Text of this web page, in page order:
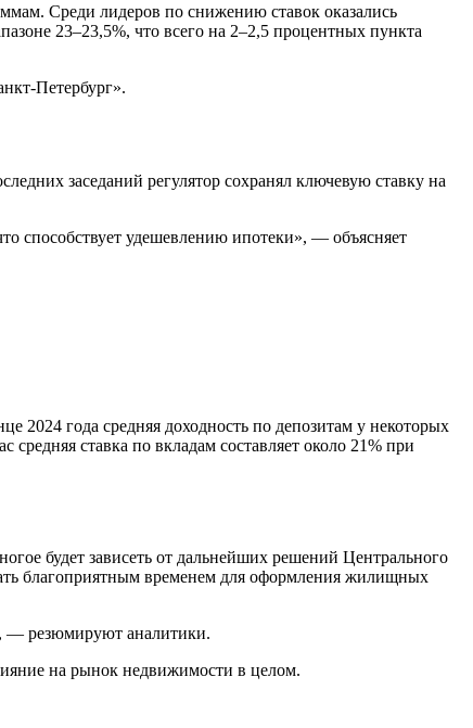
Среди лидеров по снижению ставок оказались
23–23,5%, что всего на 2–2,5 процентных пункта
Петербург».
заседаний регулятор сохранял ключевую ставку на
способствует удешевлению ипотеки», — объясняет
2024 года средняя доходность по депозитам у некоторых
ставка по вкладам составляет около 21% при
будет зависеть от дальнейших решений Центрального
благоприятным временем для оформления жилищных
— резюмируют аналитики.
на рынок недвижимости в целом.